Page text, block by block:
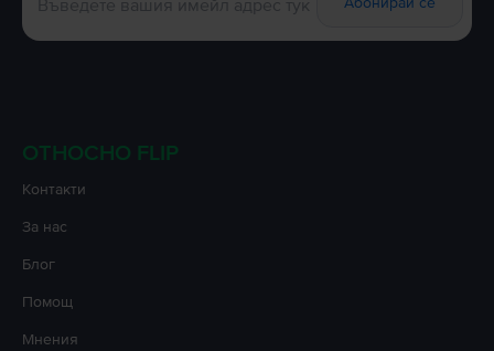
ОТНОСНО FLIP
Контакти
За нас
Блог
Помощ
Мнения